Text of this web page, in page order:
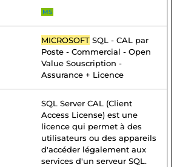
MS
MICROSOFT SQL - CAL par
Poste - Commercial - Open
Value Souscription -
Assurance + Licence
SQL Server CAL (Client
Access License) est une
licence qui permet à des
utilisateurs ou des appareils
d'accéder légalement aux
services d'un serveur SQL.